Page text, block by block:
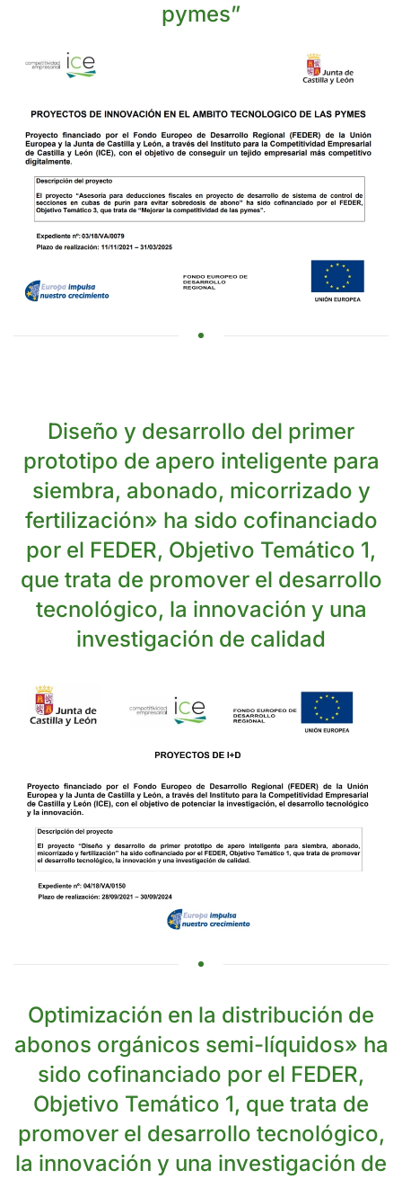
pymes”
Diseño y desarrollo del primer
prototipo de apero inteligente para
siembra, abonado, micorrizado y
fertilización» ha sido cofinanciado
por el FEDER, Objetivo Temático 1,
que trata de promover el desarrollo
tecnológico, la innovación y una
investigación de calidad
Optimización en la distribución de
abonos orgánicos semi-líquidos» ha
sido cofinanciado por el FEDER,
Objetivo Temático 1, que trata de
promover el desarrollo tecnológico,
la innovación y una investigación de